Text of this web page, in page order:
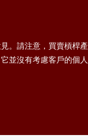
。請注意，買賣槓桿產
並沒有考慮客戶的個人